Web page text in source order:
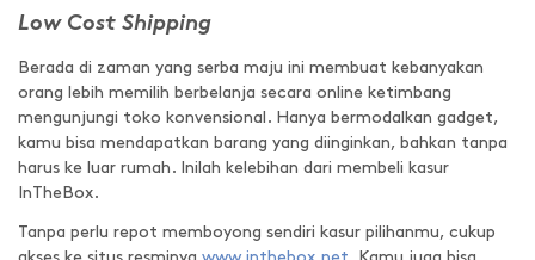
Low Cost Shipping
Berada di zaman yang serba maju ini membuat kebanyakan
orang lebih memilih berbelanja secara online ketimbang
mengunjungi toko konvensional. Hanya bermodalkan gadget,
kamu bisa mendapatkan barang yang diinginkan, bahkan tanpa
harus ke luar rumah. Inilah kelebihan dari membeli kasur
InTheBox.
Tanpa perlu repot memboyong sendiri kasur pilihanmu, cukup